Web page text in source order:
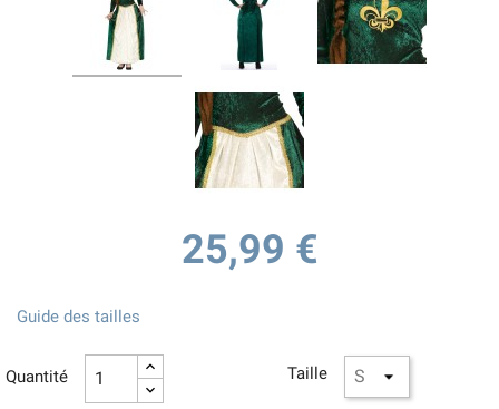
25,99 €
Taille
Guide des tailles
Quantité